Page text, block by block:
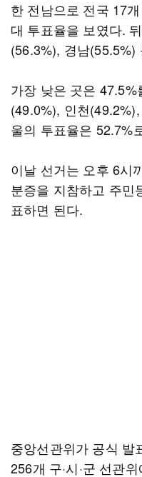
한 전남으로 전국 17
대 투표율을 보였다.
(56.3%), 경남(55.5%)
가장 낮은 곳은
(49.0%), 인천
울의 투표율은 52.7%
이날 선거는 오후 6시
분증을 지참하고 주민
표하면 된다.
중앙선관위가 공식 발
256개 구·시·군 선관